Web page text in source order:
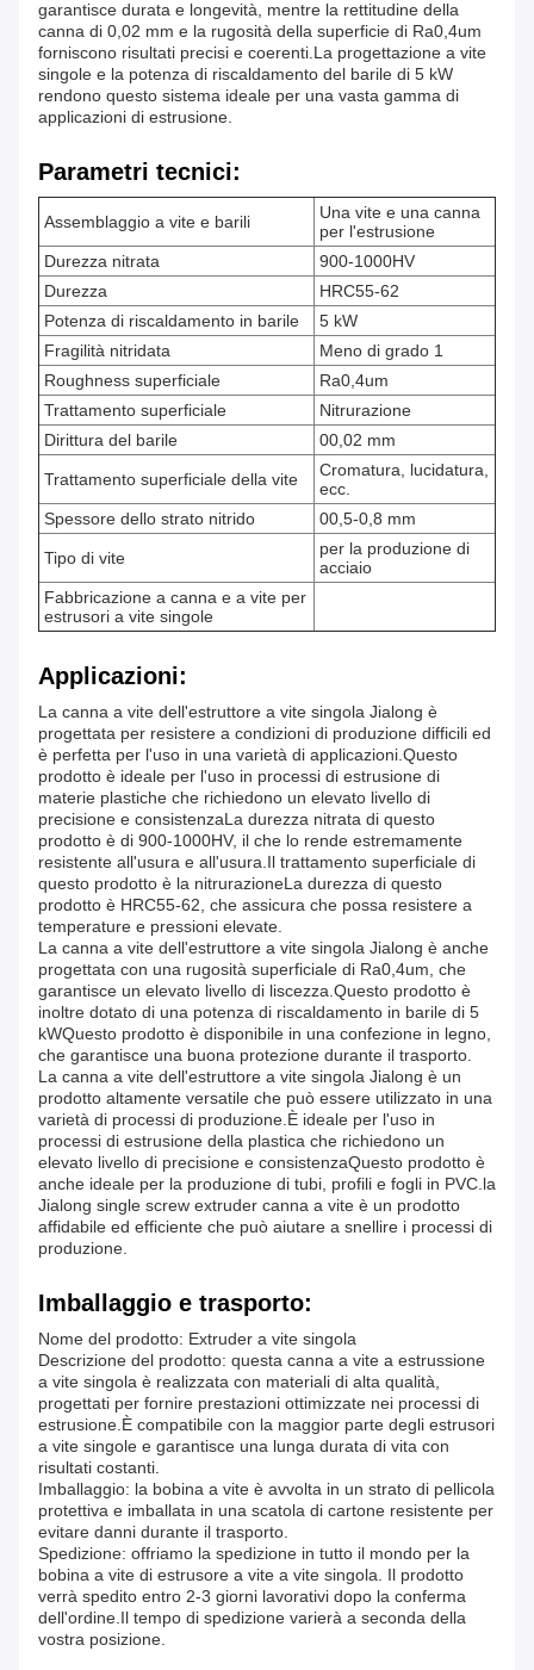
garantisce durata e longevità, mentre la rettitudine della
canna di 0,02 mm e la rugosità della superficie di Ra0,4um
forniscono risultati precisi e coerenti.La progettazione a vite
singole e la potenza di riscaldamento del barile di 5 kW
rendono questo sistema ideale per una vasta gamma di
applicazioni di estrusione.
Parametri tecnici:
Assemblaggio a vite e barili
Una vite e una canna
per l'estrusione
Durezza nitrata
900-1000HV
Durezza
HRC55-62
Potenza di riscaldamento in barile
5 kW
Fragilità nitridata
Meno di grado 1
Roughness superficiale
Ra0,4um
Trattamento superficiale
Nitrurazione
Dirittura del barile
00,02 mm
Trattamento superficiale della vite
Cromatura, lucidatura,
ecc.
Spessore dello strato nitrido
00,5-0,8 mm
Tipo di vite
per la produzione di
acciaio
Fabbricazione a canna e a vite per
estrusori a vite singole
Applicazioni:
La canna a vite dell'estruttore a vite singola Jialong è
progettata per resistere a condizioni di produzione difficili ed
è perfetta per l'uso in una varietà di applicazioni.Questo
prodotto è ideale per l'uso in processi di estrusione di
materie plastiche che richiedono un elevato livello di
precisione e consistenzaLa durezza nitrata di questo
prodotto è di 900-1000HV, il che lo rende estremamente
resistente all'usura e all'usura.Il trattamento superficiale di
questo prodotto è la nitrurazioneLa durezza di questo
prodotto è HRC55-62, che assicura che possa resistere a
temperature e pressioni elevate.
La canna a vite dell'estruttore a vite singola Jialong è anche
progettata con una rugosità superficiale di Ra0,4um, che
garantisce un elevato livello di liscezza.Questo prodotto è
inoltre dotato di una potenza di riscaldamento in barile di 5
kWQuesto prodotto è disponibile in una confezione in legno,
che garantisce una buona protezione durante il trasporto.
La canna a vite dell'estruttore a vite singola Jialong è un
prodotto altamente versatile che può essere utilizzato in una
varietà di processi di produzione.È ideale per l'uso in
processi di estrusione della plastica che richiedono un
elevato livello di precisione e consistenzaQuesto prodotto è
anche ideale per la produzione di tubi, profili e fogli in PVC.la
Jialong single screw extruder canna a vite è un prodotto
affidabile ed efficiente che può aiutare a snellire i processi di
produzione.
Imballaggio e trasporto:
Nome del prodotto: Extruder a vite singola
Descrizione del prodotto: questa canna a vite a estrussione
a vite singola è realizzata con materiali di alta qualità,
progettati per fornire prestazioni ottimizzate nei processi di
estrusione.È compatibile con la maggior parte degli estrusori
a vite singole e garantisce una lunga durata di vita con
risultati costanti.
Imballaggio: la bobina a vite è avvolta in un strato di pellicola
protettiva e imballata in una scatola di cartone resistente per
evitare danni durante il trasporto.
Spedizione: offriamo la spedizione in tutto il mondo per la
bobina a vite di estrusore a vite a vite singola. Il prodotto
verrà spedito entro 2-3 giorni lavorativi dopo la conferma
dell'ordine.Il tempo di spedizione varierà a seconda della
vostra posizione.